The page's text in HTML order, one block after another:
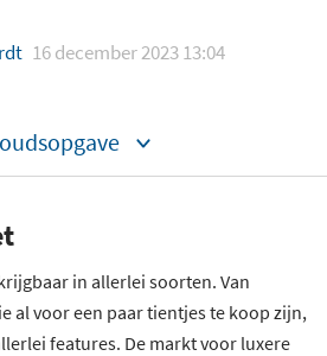
16 december 2023 13:04
in allerlei soorten. Van
al voor een paar tientjes te koop zijn,
features. De markt voor luxere